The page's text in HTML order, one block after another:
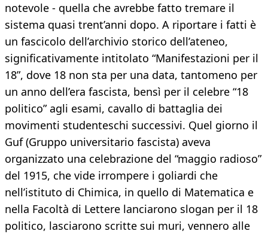
notevole - quella che avrebbe fatto tremare il
sistema quasi trent’anni dopo. A riportare i fatti è
un fascicolo dell’archivio storico dell’ateneo,
significativamente intitolato “Manifestazioni per il
18”, dove 18 non sta per una data, tantomeno per
un anno dell’era fascista, bensì per il celebre “18
politico” agli esami, cavallo di battaglia dei
movimenti studenteschi successivi. Quel giorno il
Guf (Gruppo universitario fascista) aveva
organizzato una celebrazione del “maggio radioso”
del 1915, che vide irrompere i goliardi che
nell’istituto di Chimica, in quello di Matematica e
nella Facoltà di Lettere lanciarono slogan per il 18
politico, lasciarono scritte sui muri, vennero alle